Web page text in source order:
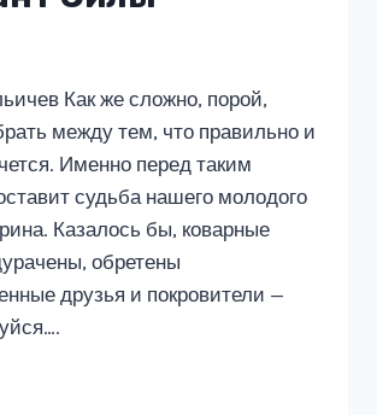
Как же сложно, порой,
между тем, что правильно и
Именно перед таким
судьба нашего молодого
Казалось бы, коварные
обретены
друзья и покровители —